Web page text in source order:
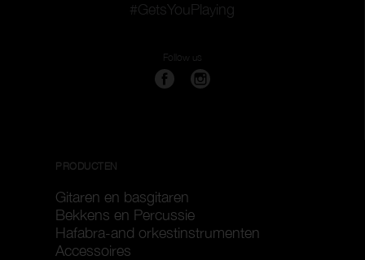
#GetsYouPlaying
Follow us
PRODUCTEN
Gitaren en basgitaren
Bekkens en Percussie
Hafabra-and orkestinstrumenten
Accessoires